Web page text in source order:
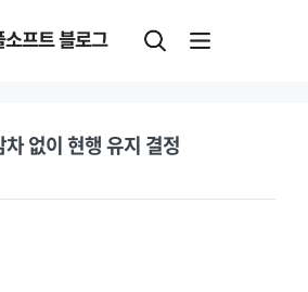
소프트 블로그
없이 현행 유지 결정